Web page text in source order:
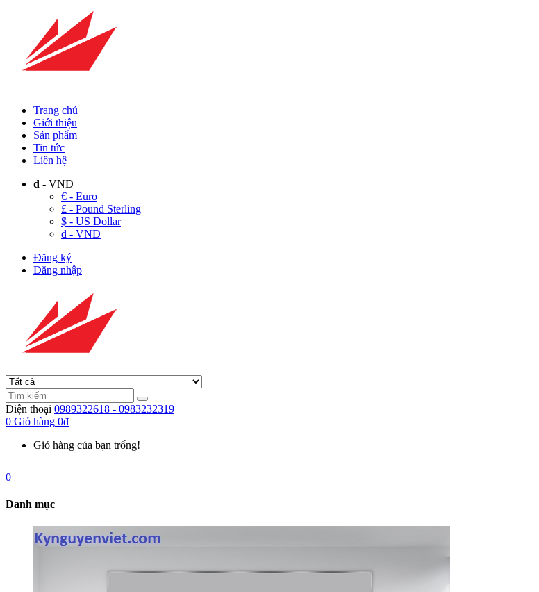
Trang chủ
Giới thiệu
Sản phẩm
Tin tức
Liên hệ
đ - VND
€ - Euro
£ - Pound Sterling
$ - US Dollar
đ - VND
Đăng ký
Đăng nhập
Điện thoại 0989322618 - 0983232319
0 Giỏ hàng 0đ
Giỏ hàng của bạn trống!
0
Danh mục